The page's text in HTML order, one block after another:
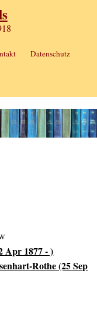
Datenschutz
Apr 1877 - )
Rothe (25 Sep